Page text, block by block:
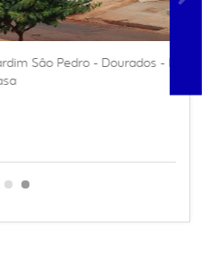
- Dourados - MS